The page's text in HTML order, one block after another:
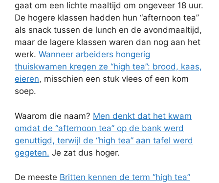
gaat om een lichte maaltijd om ongeveer 18 uur.
De hogere klassen hadden hun “afternoon tea”
als snack tussen de lunch en de avondmaaltijd,
maar de lagere klassen waren dan nog aan het
werk. Wanneer arbeiders hongerig
thuiskwamen kregen ze “high tea”: brood, kaas,
eieren, misschien een stuk vlees of een kom
soep.
Waarom die naam? Men denkt dat het kwam
omdat de “afternoon tea” op de bank werd
genuttigd, terwijl de “high tea” aan tafel werd
gegeten. Je zat dus hoger.
De meeste Britten kennen de term “high tea”